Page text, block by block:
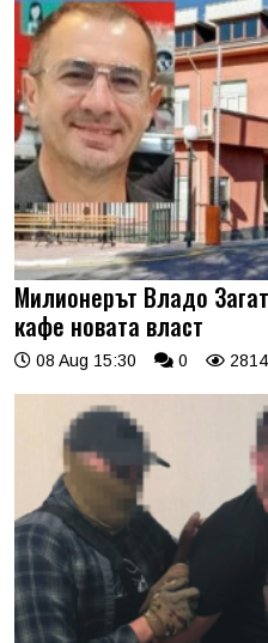
Милионерът Владо
кафе новата власт
08 Aug 15:30 0 2814